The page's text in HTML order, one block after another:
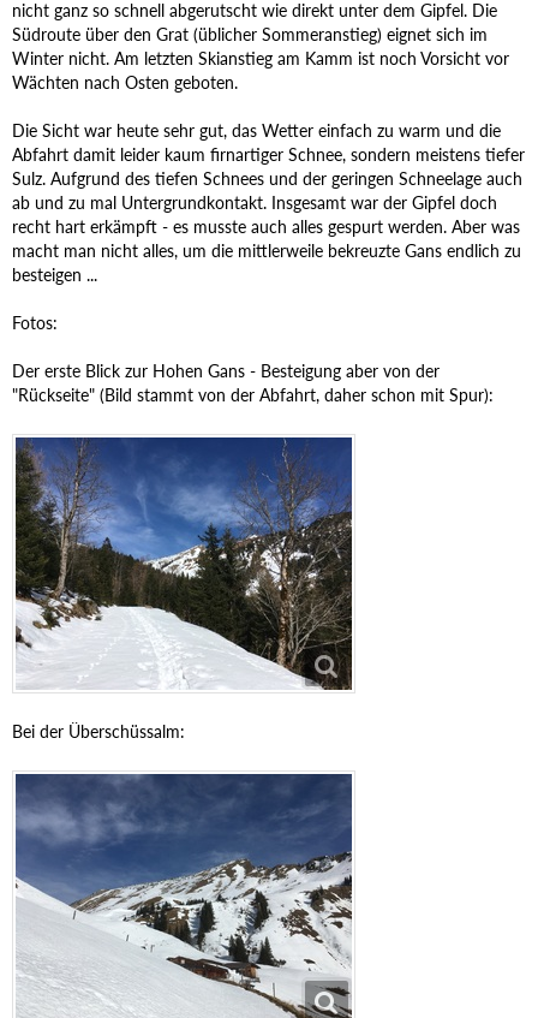
nicht ganz so schnell abgerutscht wie direkt unter dem Gipfel. Die
Südroute über den Grat (üblicher Sommeranstieg) eignet sich im
Winter nicht. Am letzten Skianstieg am Kamm ist noch Vorsicht vor
Wächten nach Osten geboten.
Die Sicht war heute sehr gut, das Wetter einfach zu warm und die
Abfahrt damit leider kaum firnartiger Schnee, sondern meistens tiefer
Sulz. Aufgrund des tiefen Schnees und der geringen Schneelage auch
ab und zu mal Untergrundkontakt. Insgesamt war der Gipfel doch
recht hart erkämpft - es musste auch alles gespurt werden. Aber was
macht man nicht alles, um die mittlerweile bekreuzte Gans endlich zu
besteigen ...
Fotos:
Der erste Blick zur Hohen Gans - Besteigung aber von der
"Rückseite" (Bild stammt von der Abfahrt, daher schon mit Spur):
Bei der Überschüssalm: